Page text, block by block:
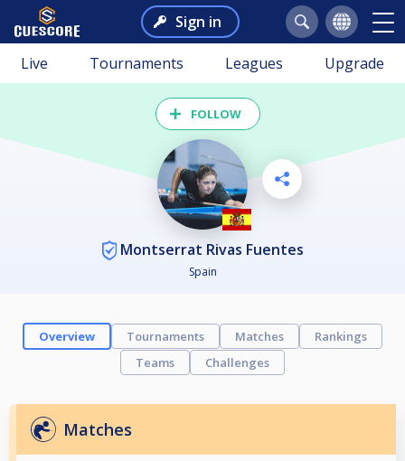
Sign in
Live Tournaments Leagues Upgrade
FOLLOW
Montserrat Rivas Fuentes
Spain
Overview Tournaments Matches
Rankings
Teams
Challenges
Matches